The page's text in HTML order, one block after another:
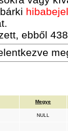
ebből
Megye
NULL